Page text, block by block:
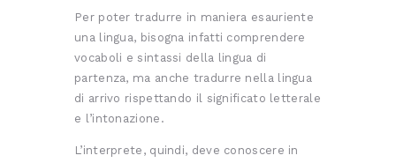
Per poter tradurre in maniera esauriente
una lingua, bisogna infatti comprendere
vocaboli e sintassi della lingua di
partenza, ma anche tradurre nella lingua
di arrivo rispettando il significato letterale
e l’intonazione.
L’interprete, quindi, deve conoscere in